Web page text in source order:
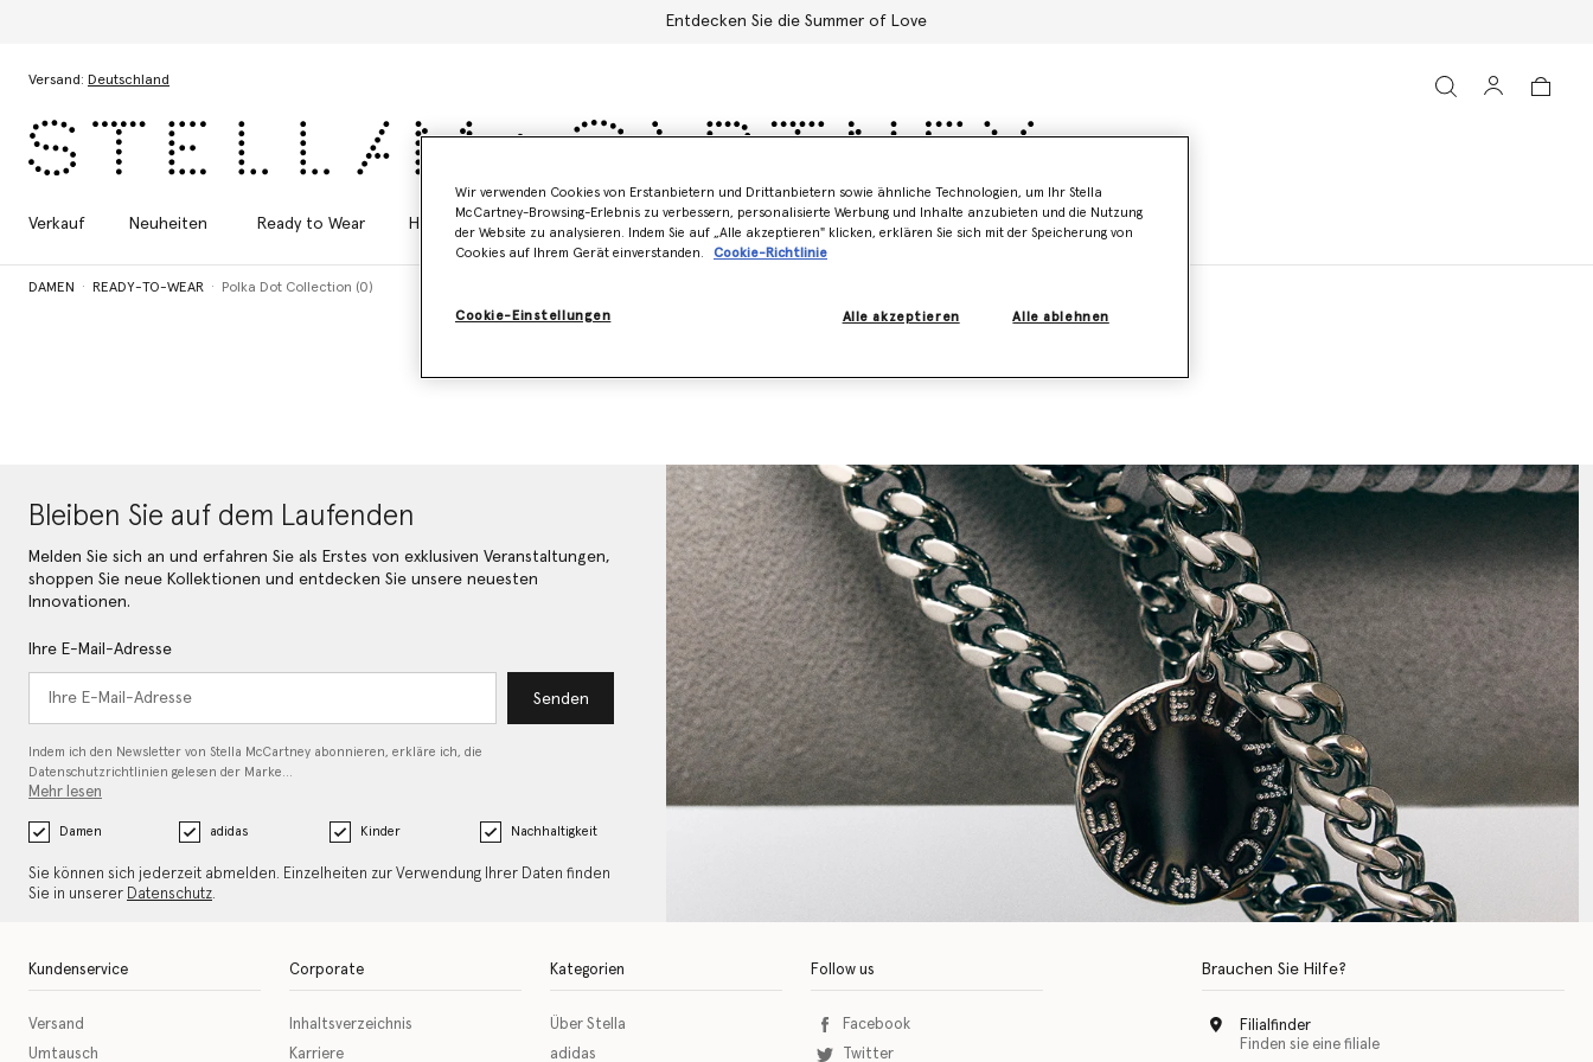
Entdecken Sie die Summer of Love
Versand: Deutschland
Verkauf Neuheiten Ready to Wear Handtaschen Schuhe Adidas Kinder Stella's World
DAMEN READY-TO-WEAR Polka Dot Collection (0)
Bleiben Sie auf dem Laufenden
Melden Sie sich an und erfahren Sie als Erstes von exklusiven Veranstaltungen,
shoppen Sie neue Kollektionen und entdecken Sie unsere neuesten
Innovationen.
Ihre E-Mail-Adresse
Senden
Indem ich den Newsletter von Stella McCartney abonnieren, erkläre ich, die
Datenschutzrichtlinien gelesen der Marke…
Mehr lesen
Damen adidas Kinder Nachhaltigkeit
Sie können sich jederzeit abmelden. Einzelheiten zur Verwendung Ihrer Daten finden
Sie in unserer Datenschutz.
Kundenservice
Versand
Umtausch
Corporate
Inhaltsverzeichnis
Karriere
Kategorien
Über Stella
adidas
Follow us
Facebook
Twitter
Brauchen Sie Hilfe?
Filialfinder
Finden sie eine filiale
Wir verwenden Cookies von Erstanbietern und Drittanbietern sowie ähnliche Technologien, um Ihr Stella
McCartney-Browsing-Erlebnis zu verbessern, personalisierte Werbung und Inhalte anzubieten und die Nutzung
der Website zu analysieren. Indem Sie auf „Alle akzeptieren" klicken, erklären Sie sich mit der Speicherung von
Cookies auf Ihrem Gerät einverstanden.
Cookie-Richtlinie
Cookie-Einstellungen Alle ablehnen
Alle akzeptieren